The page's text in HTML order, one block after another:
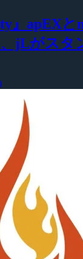
』apEX
jLがスタ